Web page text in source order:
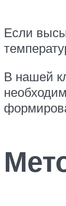
Если
В нашей